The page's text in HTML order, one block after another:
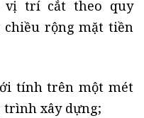
vị trí cắt theo quy
chiều rộng mặt tiền
tính trên một mét
trình xây dựng;